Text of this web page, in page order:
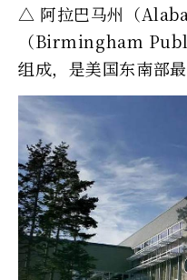
△ 阿拉巴马州（
（Birmingham
组成，是美国东南部